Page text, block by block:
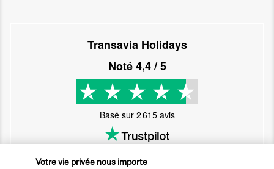
Transavia Holidays
Noté4,4/ 5
Basé sur 2 615avis
Votre vie privée nous importe